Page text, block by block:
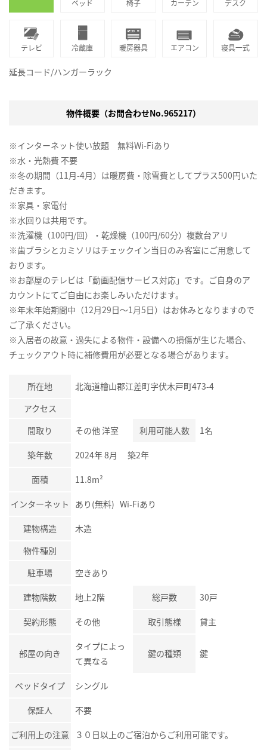
ベッド 椅子 カーテン デスク
テレビ 冷蔵庫 暖房器具 エアコン 寝具一式
延長コード/ハンガーラック
物件概要（お問合わせNo.965217）
※インターネット使い放題 無料Wi-Fiあり
※水・光熱費 不要
※冬の期間（11月-4月）は暖房費・除雪費としてプラス500円いた
だきます。
※家具・家電付
※水回りは共用です。
※洗濯機（100円/回）・乾燥機（100円/60分）複数台アリ
※歯ブラシとカミソリはチェックイン当日のみ客室にご用意して
おります。
※お部屋のテレビは「動画配信サービス対応」です。ご自身のア
カウントにてご自由にお楽しみいただけます。
※年末年始期間中（12月29日～1月5日）はお休みとなりますので
ご了承ください。
※入居者の故意・過失による物件・設備への損傷が生じた場合、
チェックアウト時に補修費用が必要となる場合があります。
所在地
北海道檜山郡江差町字伏木戸町473-4
アクセス
間取り
その他 洋室 利用可能人数 1名
築年数 2024年 8月 築2年
面積 11.8m²
インターネット あり(無料) Wi-Fiあり
建物構造
木造
物件種別
駐車場
空きあり
建物階数 地上2階 総戸数 30戸
契約形態 その他 取引態様 貸主
部屋の向き
タイプによっ
て異なる
鍵の種類 鍵
ベッドタイプ シングル
保証人 不要
ご利用上の注意
３０日以上のご宿泊からご利用可能です。